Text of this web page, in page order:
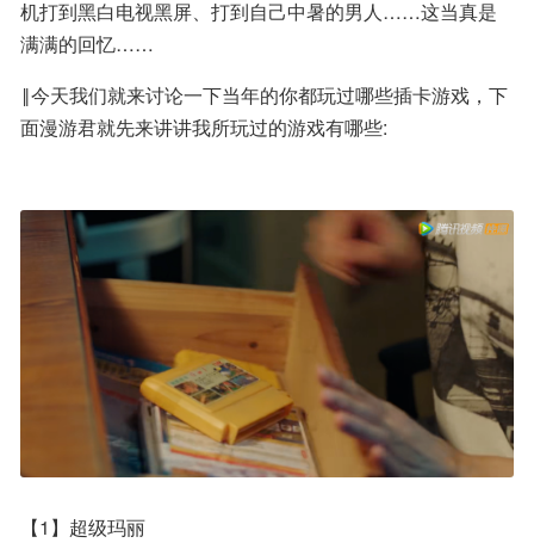
机打到黑白电视黑屏、打到自己中暑的男人……这当真是
满满的回忆……
‖今天我们就来讨论一下当年的你都玩过哪些插卡游戏，下
面漫游君就先来讲讲我所玩过的游戏有哪些:
【1】超级玛丽